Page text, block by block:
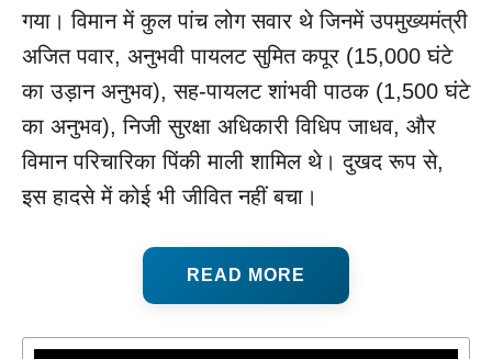
गया। विमान में कुल पांच लोग सवार थे जिनमें उपमुख्यमंत्री
अजित पवार, अनुभवी पायलट सुमित कपूर (15,000 घंटे
का उड़ान अनुभव), सह-पायलट शांभवी पाठक (1,500 घंटे
का अनुभव), निजी सुरक्षा अधिकारी विधिप जाधव, और
विमान परिचारिका पिंकी माली शामिल थे। दुखद रूप से,
इस हादसे में कोई भी जीवित नहीं बचा।
READ MORE